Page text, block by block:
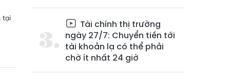
tại
Tài chính thị trường
ngày 27/7: Chuyển tiền tới
tài khoản lạ có thể phải
chờ ít nhất 24 giờ